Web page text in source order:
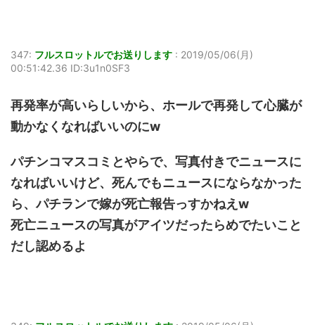
347: フルスロットルでお送りします : 2019/05/06(月)
00:51:42.36 ID:3u1n0SF3
再発率が高いらしいから、ホールで再発して心臓が
動かなくなればいいのにw
パチンコマスコミとやらで、写真付きでニュースに
なればいいけど、死んでもニュースにならなかった
ら、パチランで嫁が死亡報告っすかねえw
死亡ニュースの写真がアイツだったらめでたいこと
だし認めるよ